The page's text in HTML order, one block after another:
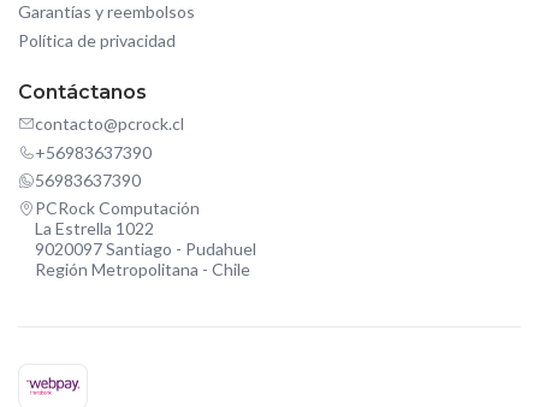
Garantías y reembolsos
Política de privacidad
Contáctanos
contacto@pcrock.cl
+56983637390
56983637390
PCRock Computación
La Estrella 1022
9020097 Santiago - Pudahuel
Región Metropolitana - Chile